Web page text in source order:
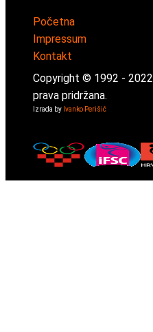
Početna
Impressum
Kontakt
Copyright © 1992 - 2022
prava pridržana.
Izrada by Ivanko Perišić